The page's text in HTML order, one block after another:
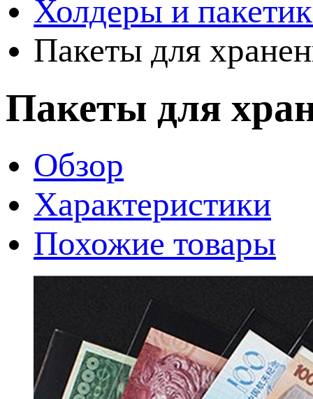
Холдеры и
Пакеты для
Пакеты для
Обзор
Характеристики
Похожие товары